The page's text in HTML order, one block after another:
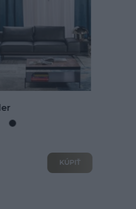
Goya s
KÚPIŤ